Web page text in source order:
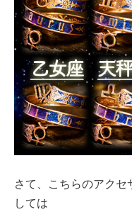
さて、こちらのアク
しては